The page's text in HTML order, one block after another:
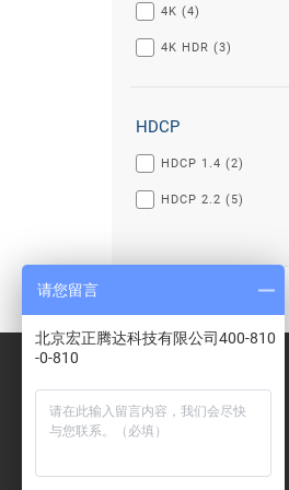
4K (4)
4K HDR (3)
HDCP
HDCP 1.4 (2)
HDCP 2.2 (5)
关于ATEN
请您留言
北京宏正腾达科技有限公司400-810
-0-810